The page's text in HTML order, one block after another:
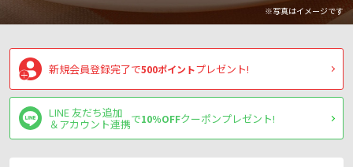
※写真はイメージです
新規会員登録完了で500ポイントプレゼント!
LINE 友だち追加
＆アカウント連携で10％OFFクーポンプレゼント!